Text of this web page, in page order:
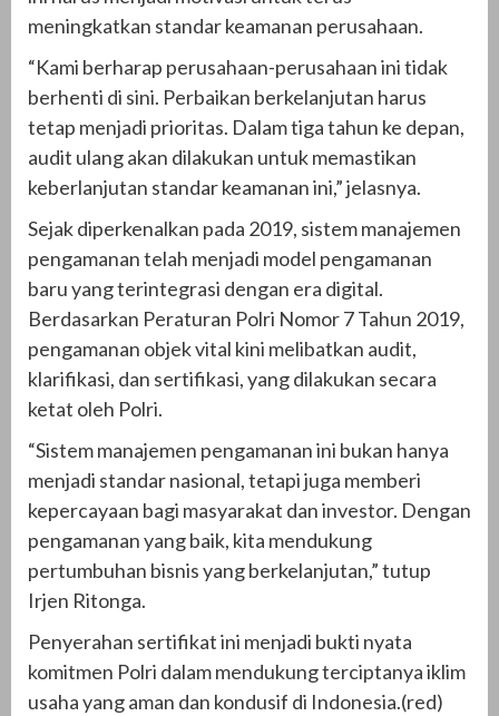
meningkatkan standar keamanan perusahaan.
“Kami berharap perusahaan-perusahaan ini tidak
berhenti di sini. Perbaikan berkelanjutan harus
tetap menjadi prioritas. Dalam tiga tahun ke depan,
audit ulang akan dilakukan untuk memastikan
keberlanjutan standar keamanan ini,” jelasnya.
Sejak diperkenalkan pada 2019, sistem manajemen
pengamanan telah menjadi model pengamanan
baru yang terintegrasi dengan era digital.
Berdasarkan Peraturan Polri Nomor 7 Tahun 2019,
pengamanan objek vital kini melibatkan audit,
klarifikasi, dan sertifikasi, yang dilakukan secara
ketat oleh Polri.
“Sistem manajemen pengamanan ini bukan hanya
menjadi standar nasional, tetapi juga memberi
kepercayaan bagi masyarakat dan investor. Dengan
pengamanan yang baik, kita mendukung
pertumbuhan bisnis yang berkelanjutan,” tutup
Irjen Ritonga.
Penyerahan sertifikat ini menjadi bukti nyata
komitmen Polri dalam mendukung terciptanya iklim
usaha yang aman dan kondusif di Indonesia.(red)